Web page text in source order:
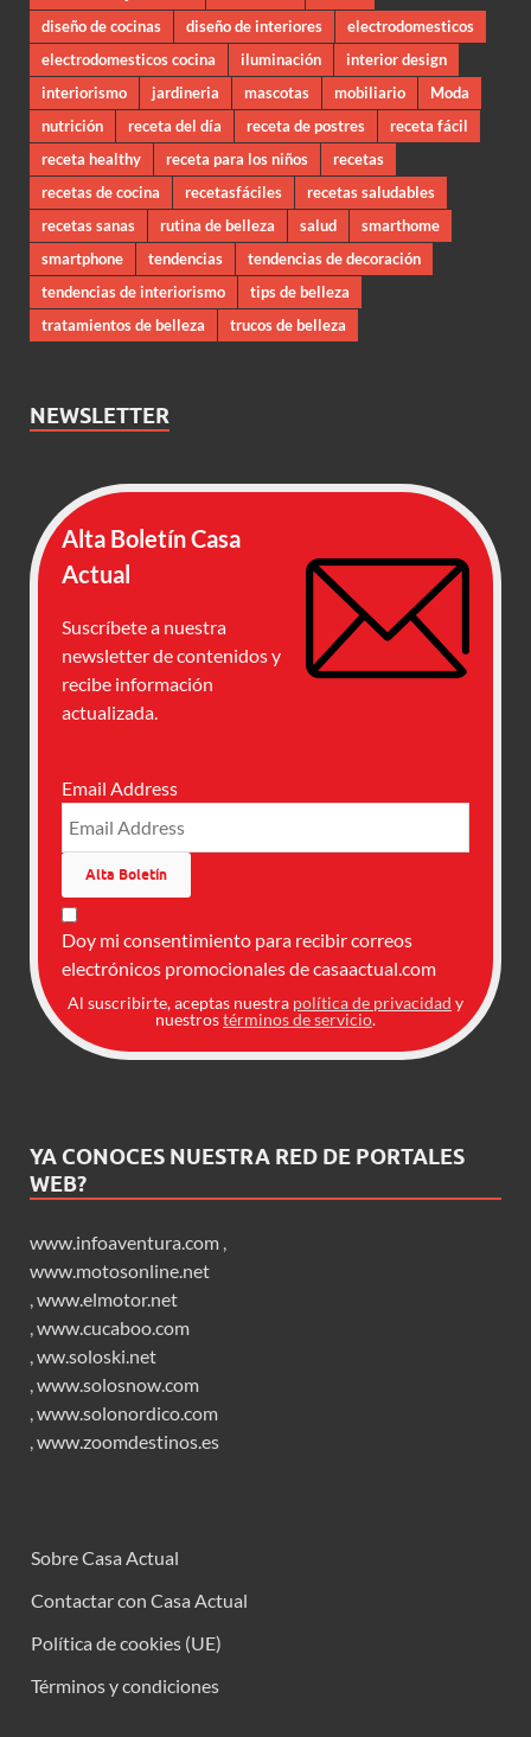
diseño de cocinas
diseño de interiores
electrodomesticos
electrodomesticos cocina
iluminación
interior design
interiorismo
jardineria mascotas mobiliario
Moda
nutrición
receta del día receta de postres
receta fácil
receta healthy
receta para los niños
recetas
recetas de cocina
recetasfáciles
recetas saludables
recetas sanas
rutina de belleza salud
smarthome
smartphone
tendencias
tendencias de decoración
tendencias de interiorismo
tips de belleza
tratamientos de belleza
trucos de belleza
NEWSLETTER
Alta Boletín Casa
Actual
Suscríbete a nuestra
newsletter de contenidos y
recibe información
actualizada.
Email Address
Doy mi consentimiento para recibir correos
electrónicos promocionales de casaactual.com
Al suscribirte, aceptas nuestra política de privacidad y
nuestrostérminos de servicio.
YA CONOCES NUESTRA RED DE PORTALES
WEB?
www.infoaventura.com ,
www.motosonline.net
,www.elmotor.net
,www.cucaboo.com
,ww.soloski.net
,www.solosnow.com
,www.solonordico.com
,www.zoomdestinos.es
Sobre Casa Actual
Contactar con Casa Actual
Política de cookies (UE)
Términos y condiciones